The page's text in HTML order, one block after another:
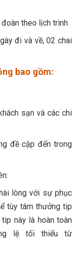
theo lịch trình
đi và về, 02 chai
bao gồm:
sạn và các chi
đề cập đến trong
lòng với sự phục
tùy tâm thưởng tip
này là hoàn toàn
lệ tối thiểu từ